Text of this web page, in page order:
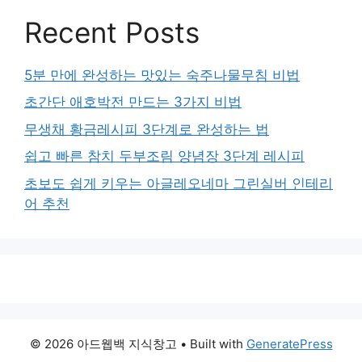
Recent Posts
5분 만에 완성하는 맛있는 숙주나물무침 비법
초간단 애호박전 만드는 3가지 비법
무생채 황금레시피 3단계로 완성하는 법
쉽고 빠른 참치 두부조림 양념장 3단계 레시피
초보도 쉽게 키우는 아글레오네마 그린실버 인테리
어 추천
© 2026 아드웹백 지식창고 • Built with GeneratePress